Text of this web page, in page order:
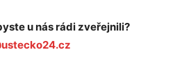
u nás rádi zveřejnili?